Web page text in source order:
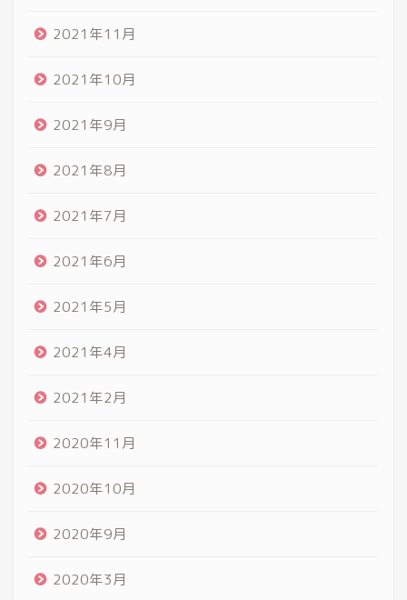
2021年11月
2021年10月
2021年9月
2021年8月
2021年7月
2021年6月
2021年5月
2021年4月
2021年2月
2020年11月
2020年10月
2020年9月
2020年3月